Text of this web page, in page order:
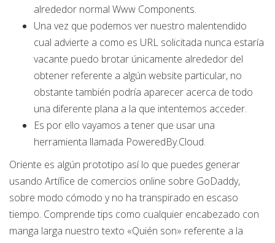
alrededor normal Www Components.
Una vez que podemos ver nuestro malentendido
cual advierte a como es URL solicitada nunca estaría
vacante puedo brotar únicamente alrededor del
obtener referente a algún website particular, no
obstante también podría aparecer acerca de todo
una diferente plana a la que intentemos acceder.
Es por ello vayamos a tener que usar una
herramienta llamada PoweredBy.Cloud.
Oriente es algún prototipo así­ lo que puedes generar
usando Artífice de comercios online sobre GoDaddy,
sobre modo cómodo y no ha transpirado en escaso
tiempo. Comprende tips como cualquier encabezado con
manga larga nuestro texto «Quién son» referente a la